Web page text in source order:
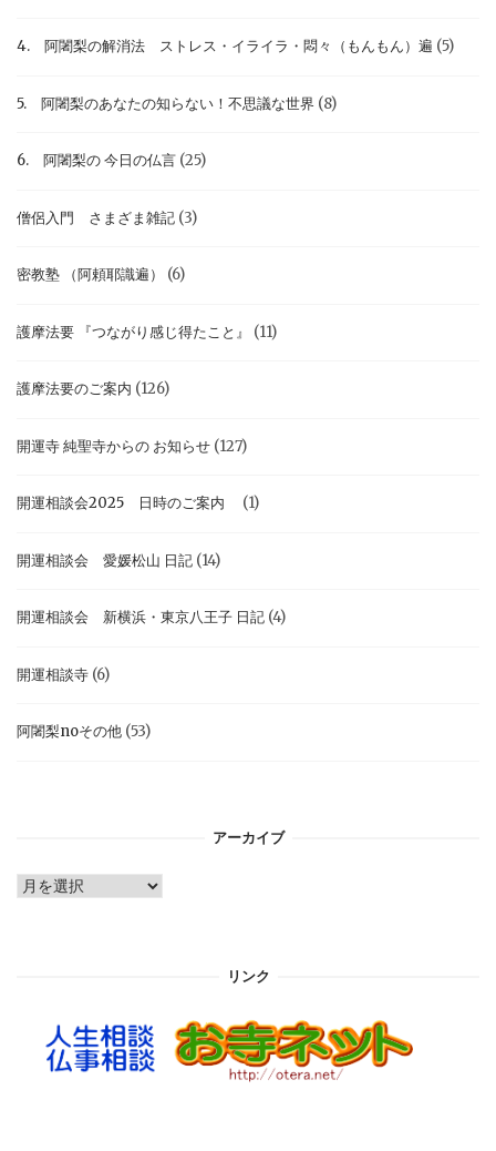
4. 阿闍梨の解消法 ストレス・イライラ・悶々（もんもん）遍 (5)
5. 阿闍梨のあなたの知らない！不思議な世界 (8)
6. 阿闍梨の 今日の仏言 (25)
僧侶入門 さまざま雑記 (3)
密教塾 （阿頼耶識遍） (6)
護摩法要 『つながり感じ得たこと』 (11)
護摩法要のご案内 (126)
開運寺 純聖寺からの お知らせ (127)
開運相談会2025 日時のご案内 (1)
開運相談会 愛媛松山 日記 (14)
開運相談会 新横浜・東京八王子 日記 (4)
開運相談寺 (6)
阿闍梨noその他 (53)
アーカイブ
ア
リンク